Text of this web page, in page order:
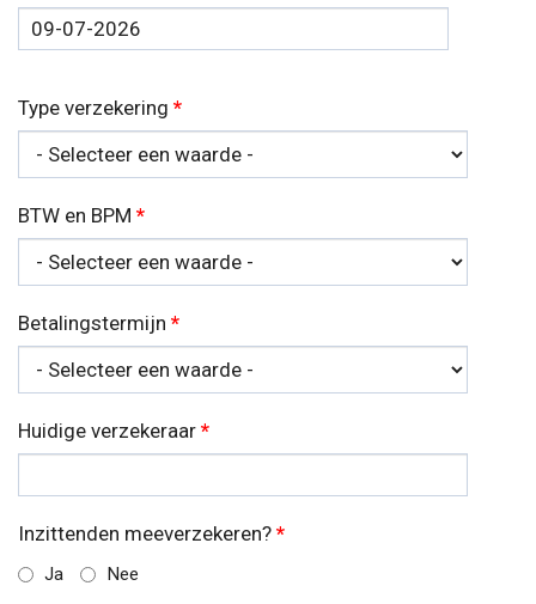
Datum
Type verzekering *
BTW en BPM *
Betalingstermijn *
Huidige verzekeraar *
Inzittenden meeverzekeren? *
Ja Nee